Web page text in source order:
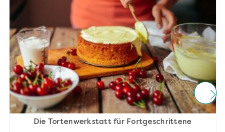
Die Tortenwerkstatt für Fortgeschrittene